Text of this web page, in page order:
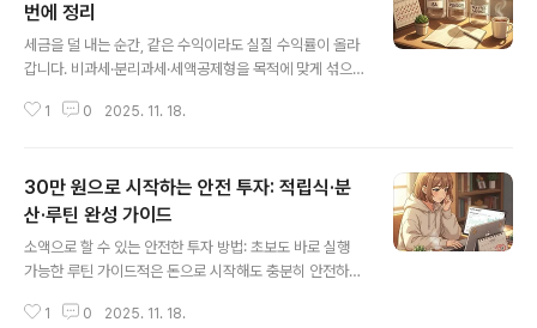
동성: 주식·채권·ETF·펀드리스크 관리: 분산투자·리밸런싱·
손절/분할매수세금·제도: ISA·IRP·연금저축·원천징수·분리
과세■ 돈의 흐름과 시간: 기초 개념금리(Interest Rate):
르면 대출은 부담, 예금은 유리해지고, 주식·채..
번에 정리
세금을 덜 내는 순간, 같은 수익이라도 실질 수익률이 올라
갑니다. 비과세·분리과세·세액공제형을 목적에 맞게 섞으
포인트는 ‘자격 요건’과 ‘유지 기간’, 그리고 ‘한도’를 정확히
청년 우대형 청약통장노년·취약계층: 비과세종합저축(대상
충족 시)장기 절세·노후: 연금저축, IRP, 장기저축성보험(1
0년 이상)직장인 표준: 일반형/서민형 ISA + 연금저축/IR
P 조합지역·직능: 농어민 비과세 예금, 조합원 비과세 예·적
금(출자 후 가입)!! 비과세/절세형 대표 상품 총정리■ 청년
형 ISA(개인종합자산관리계좌)요건/한도: 연령·소득..
1 0 2025. 11. 18.
30만 원으로 시작하는 안전 투자: 적립식·분
산·루틴 완성 가이드
소액으로 할 수 있는 안전한 투자 방법: 초보도 바로 실행
가능한 루틴 가이드적은 돈으로 시작해도 충분히 안전하게
리고 분산입니다. 소액일수록 복잡한 상품보다 구조가 단
1 0 2025. 11. 18.